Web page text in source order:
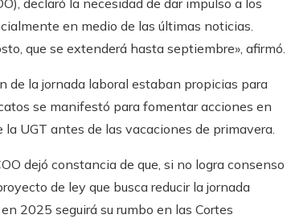
declaró la necesidad de dar impulso a los
en medio de las últimas noticias.
que se extenderá hasta septiembre», afirmó.
de la jornada laboral estaban propicias para
se manifestó para fomentar acciones en
UGT antes de las vacaciones de primavera.
dejó constancia de que, si no logra consenso
de ley que busca reducir la jornada
2025 seguirá su rumbo en las Cortes